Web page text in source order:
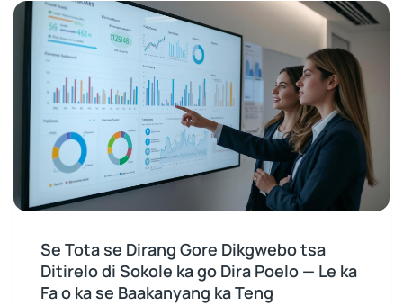
Se Tota se Dirang Gore Dikgwebo tsa
Ditirelo di Sokole ka go Dira Poelo — Le ka
Fa o ka se Baakanyang ka Teng